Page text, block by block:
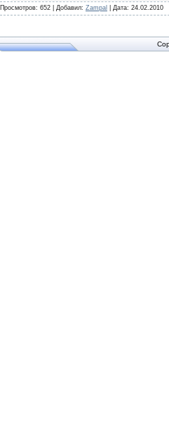
Просмотров: 652 Добавил: Zampal Дата: 24.02.2010